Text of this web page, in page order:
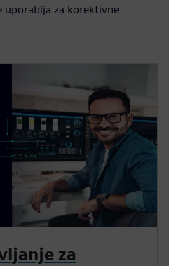
uporablja za korektivne
za